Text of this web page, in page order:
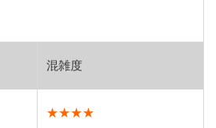
混雑度
★★★★